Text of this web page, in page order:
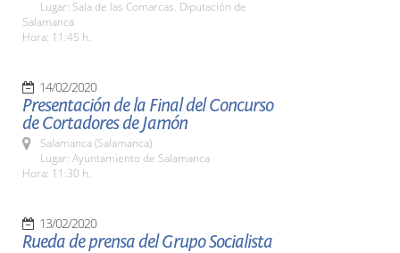
Lugar: Sala de las Comarcas. Diputación de
Salamanca
Hora: 11:45 h.
14/02/2020
Presentación de la Final del Concurso
de Cortadores de Jamón
Salamanca (Salamanca)
Lugar: Ayuntamiento de Salamanca
Hora: 11:30 h.
13/02/2020
Rueda de prensa del Grupo Socialista